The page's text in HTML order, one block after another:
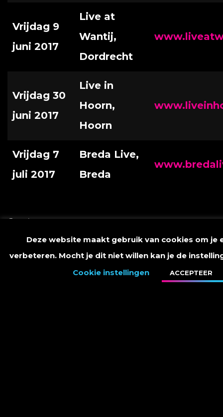
Vrijdag 9
juni 2017
Live at
Wantij,
Dordrecht
Vrijdag 30
juni 2017
Live in
Hoorn,
Hoorn
Vrijdag 7
juli 2017
Breda Live,
Breda
Groetjes,
Marco
Deze website maakt gebruik van cookies om je
verbeteren. Mocht je dit niet willen kan je de
Cookie instellingen
ACCEPTEER